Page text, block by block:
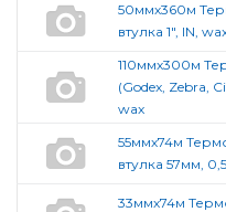
50ммх360м
втулка 1", IN,
110ммх300м
(Godex, Zebra,
wax
55ммх74м
втулка 57мм,
33ммх74м